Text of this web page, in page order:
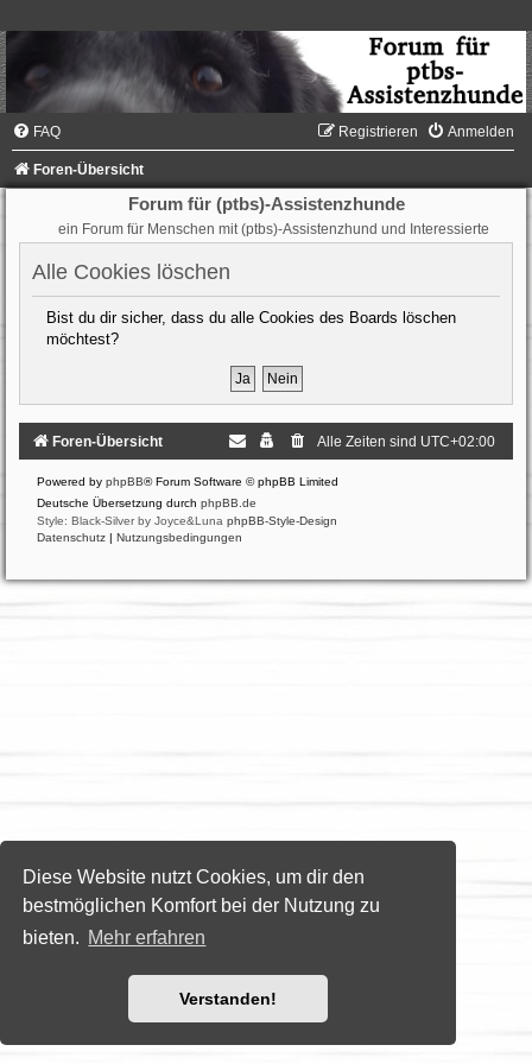
Diese Website nutzt Cookies, um dir den
bestmöglichen Komfort bei der Nutzung zu
bieten. Mehr erfahren
Verstanden!
FAQ Anmelden
Registrieren
Foren-Übersicht
Forum für (ptbs)-Assistenzhunde
ein Forum für Menschen mit (ptbs)-Assistenzhund und Interessierte
Alle Cookies löschen
Bist du dir sicher, dass du alle Cookies des Boards löschen
möchtest?
Foren-Übersicht Alle Zeiten sind UTC+02:00
Powered by phpBB® Forum Software © phpBB Limited
Deutsche Übersetzung durch phpBB.de
Style: Black-Silver by Joyce&Luna phpBB-Style-Design
Datenschutz | Nutzungsbedingungen